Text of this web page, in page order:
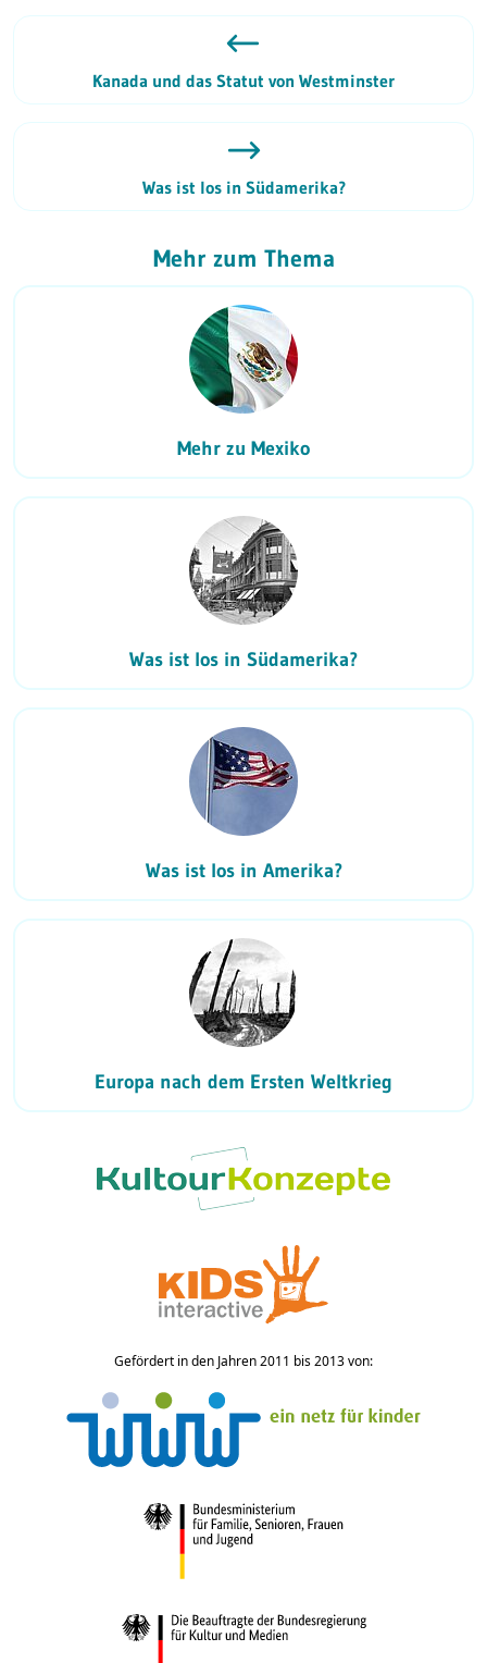
Kanada und das Statut von Westminster
Was ist los in Südamerika?
Mehr zum Thema
Mehr zu Mexiko
Was ist los in Südamerika?
Was ist los in Amerika?
Europa nach dem Ersten Weltkrieg
Gefördert in den Jahren 2011 bis 2013 von: